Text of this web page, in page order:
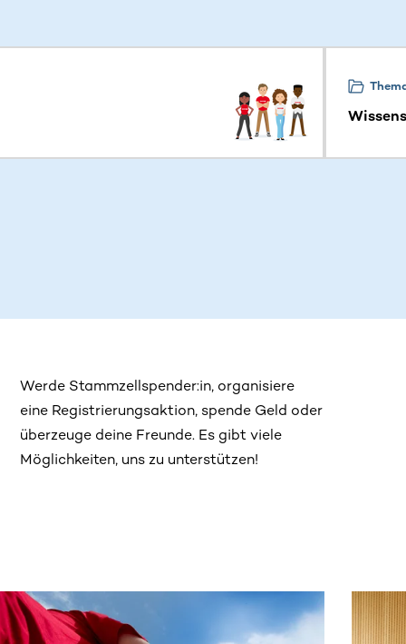
Werde Stammzellspender:in, organisiere
eine Registrierungsaktion, spende Geld oder
überzeuge deine Freunde. Es gibt viele
Möglichkeiten, uns zu unterstützen!